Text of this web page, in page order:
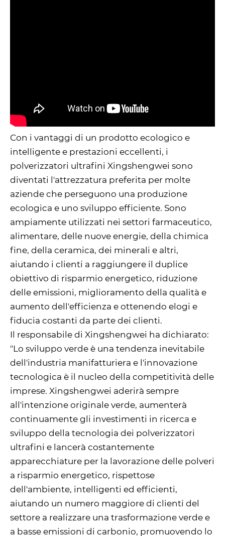
Con i vantaggi di un prodotto ecologico e
intelligente e prestazioni eccellenti, i
polverizzatori ultrafini Xingshengwei sono
diventati l'attrezzatura preferita per molte
aziende che perseguono una produzione
ecologica e uno sviluppo efficiente. Sono
ampiamente utilizzati nei settori farmaceutico,
alimentare, delle nuove energie, della chimica
fine, della ceramica, dei minerali e altri,
aiutando i clienti a raggiungere il duplice
obiettivo di risparmio energetico, riduzione
delle emissioni, miglioramento della qualità e
aumento dell'efficienza e ottenendo elogi e
fiducia costanti da parte dei clienti.
Il responsabile di Xingshengwei ha dichiarato:
"Lo sviluppo verde è una tendenza inevitabile
dell'industria manifatturiera e l'innovazione
tecnologica è il nucleo della competitività delle
imprese. Xingshengwei aderirà sempre
all'intenzione originale verde, aumenterà
continuamente gli investimenti in ricerca e
sviluppo della tecnologia dei polverizzatori
ultrafini e lancerà costantemente
apparecchiature per la lavorazione delle polveri
a risparmio energetico, rispettose
dell'ambiente, intelligenti ed efficienti,
aiutando un numero maggiore di clienti del
settore a realizzare una trasformazione verde e
a basse emissioni di carbonio, promuovendo lo